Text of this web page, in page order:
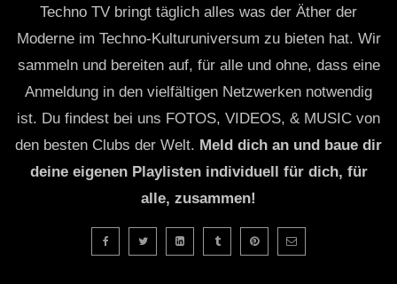
Techno TV bringt täglich alles was der Äther der
Moderne im Techno-Kulturuniversum zu bieten hat. Wir
sammeln und bereiten auf, für alle und ohne, dass eine
Anmeldung in den vielfältigen Netzwerken notwendig
ist. Du findest bei uns FOTOS, VIDEOS, & MUSIC von
den besten Clubs der Welt. Meld dich an und baue dir
deine eigenen Playlisten individuell für dich, für
alle, zusammen!